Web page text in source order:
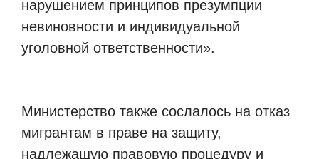
нарушением принципов презумпции
невиновности и индивидуальной
уголовной ответственности».
Министерство также сослалось на отказ
мигрантам в праве на защиту,
надлежащую правовую процедуру и